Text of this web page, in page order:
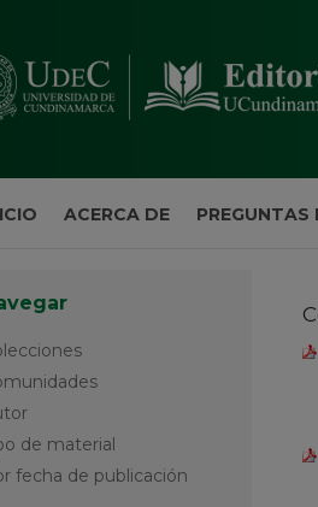
ACERCA DE PREGUNTAS
de material
fecha de publicación